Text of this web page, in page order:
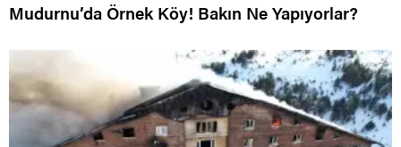
Mudurnu’da Örnek Köy! Bakın Ne Yapıyorlar?